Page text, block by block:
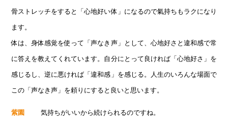
骨ストレッチをすると「心地好い体」になるので氣持ちもラクになり
ます。
体は、身体感覚を使って「声なき声」として、心地好さと違和感で常
に答えを教えてくれています。自分にとって良ければ「心地好さ」を
感じるし、逆に悪ければ「違和感」を感じる。人生のいろんな場面で
この「声なき声」を頼りにすると良いと思います。
紫園 気持ちがいいから続けられるのですね。